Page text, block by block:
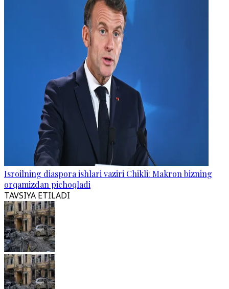
Isroilning diaspora ishlari vaziri Chikli: Makron bizning
orqamizdan pichoqladi
TAVSIYA ETILADI